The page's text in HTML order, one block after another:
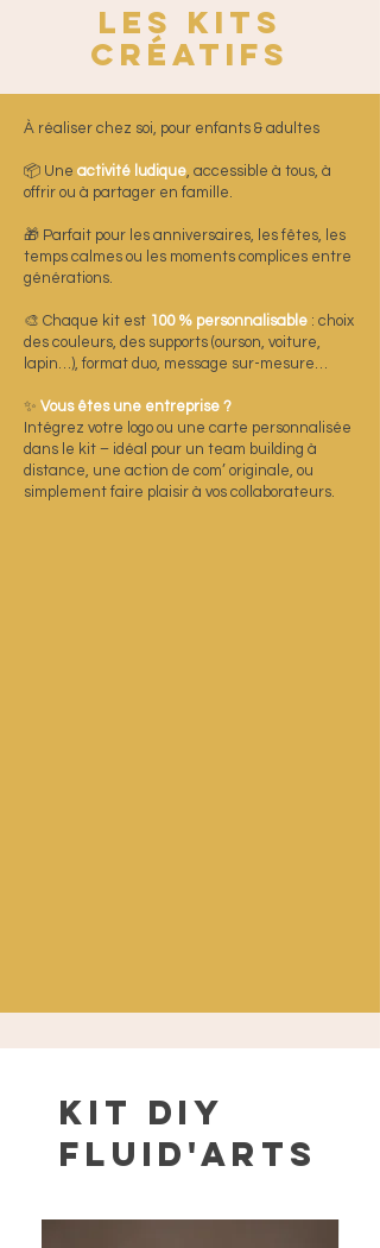
Les KITs
Créatifs
À réaliser chez soi, pour enfants & adultes
📦 Une activité ludique, accessible à tous, à
offrir ou à partager en famille.
🎁 Parfait pour les anniversaires, les fêtes, les
temps calmes ou les moments complices entre
générations.
🎨 Chaque kit est 100 % personnalisable : choix
des couleurs, des supports (ourson, voiture,
lapin…), format duo, message sur-mesure…
✨ Vous êtes une entreprise ?
Intégrez votre logo ou une carte personnalisée
dans le kit – idéal pour un team building à
distance, une action de com’ originale, ou
simplement faire plaisir à vos collaborateurs.
Kit DIY
Fluid'Arts